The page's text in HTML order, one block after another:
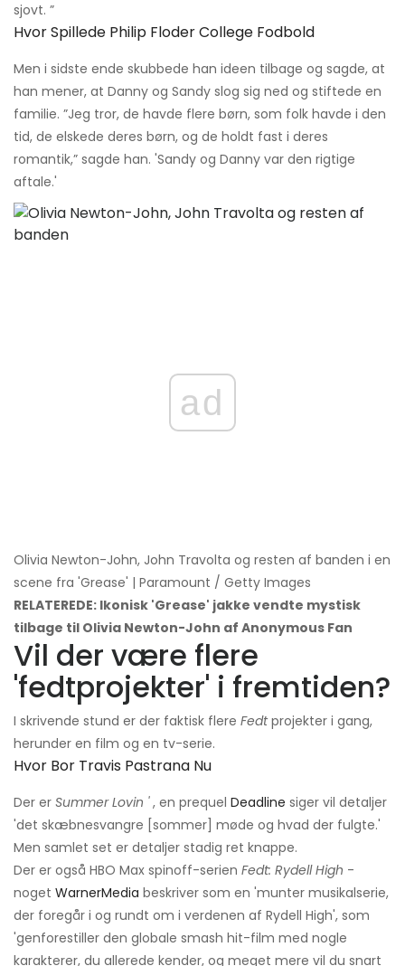
sjovt. ”
Hvor Spillede Philip Floder College Fodbold
Men i sidste ende skubbede han ideen tilbage og sagde, at
han mener, at Danny og Sandy slog sig ned og stiftede en
familie. ”Jeg tror, ​​de havde flere børn, som folk havde i den
tid, de elskede deres børn, og de holdt fast i deres
romantik,” sagde han. 'Sandy og Danny var den rigtige
aftale.'
ad
Olivia Newton-John, John Travolta og resten af ​​banden i en
scene fra 'Grease' | Paramount / Getty Images
RELATEREDE: Ikonisk 'Grease' jakke vendte mystisk
tilbage til Olivia Newton-John af Anonymous Fan
Vil der være flere
'fedtprojekter' i fremtiden?
I skrivende stund er der faktisk flere Fedtprojekter i gang,
herunder en film og en tv-serie.
Hvor Bor Travis Pastrana Nu
Der er Summer Lovin ', en prequel Deadline siger vil detaljer
'det skæbnesvangre [sommer] møde og hvad der fulgte.'
Men samlet set er detaljer stadig ret knappe.
Der er også HBO Max spinoff-serien Fedt: Rydell High -
noget WarnerMedia beskriver som en 'munter musikalserie,
der foregår i og rundt om i verdenen af ​​Rydell High', som
'genforestiller den globale smash hit-film med nogle
karakterer, du allerede kender, og meget mere vil du snart